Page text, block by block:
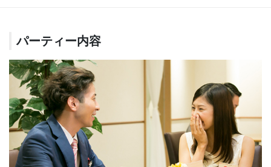
パーティー内容